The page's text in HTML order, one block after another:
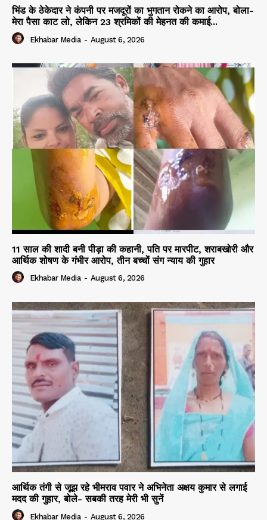
भिंड के ठेकेदार ने कंपनी पर मजदूरों का भुगतान रोकने का आरोप, बोला-
मेरा पैसा काट लो, लेकिन 23 श्रमिकों की मेहनत की कमाई...
Ekhabar Media - August 6, 2026
11 साल की शादी बनी पीड़ा की कहानी, पति पर मारपीट, शराबखोरी और
आर्थिक शोषण के गंभीर आरोप, तीन बच्चों संग न्याय की गुहार
Ekhabar Media - August 6, 2026
आर्थिक तंगी से जूझ रहे भीमराव पवार ने अभिनेता अक्षय कुमार से लगाई
मदद की गुहार, बोले- सबकी तरह मेरी भी सुनें
Ekhabar Media - August 6, 2026